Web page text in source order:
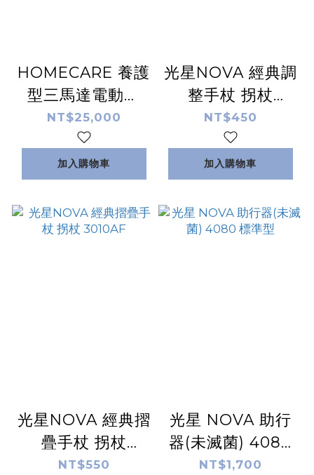
HOMECARE 養護
型三馬達電動床
HC-13EP 塑鋼款
NT$25,000
加入購物車
光星NOVA 經典調
整手杖 拐杖
B2060
NT$450
加入購物車
光星NOVA 經典摺
疊手杖 拐杖
3010AF
NT$550
光星 NOVA 助行
器(未滅菌) 4080
標準型
NT$1,700